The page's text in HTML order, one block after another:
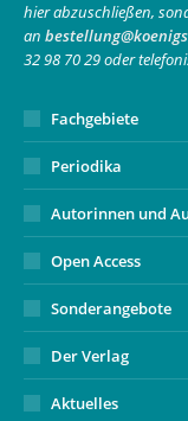
new
window
new
window
in
new
window
hier abzuschließen,
an
32 98 70 29 oder
Fachgebiete
Periodika
Autorinnen und
Open Access
Sonderangebote
Der Verlag
Aktuelles